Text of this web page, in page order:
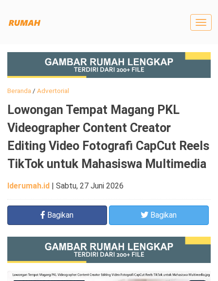
Beranda/ Advertorial
Lowongan Tempat Magang PKL
Videographer Content Creator
Editing Video Fotografi CapCut Reels
TikTok untuk Mahasiswa Multimedia
Iderumah.id Sabtu, 27 Juni 2026
Bagikan Bagikan